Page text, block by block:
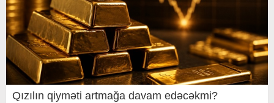
Qızılın qiyməti artmağa davam edəcəkmi?